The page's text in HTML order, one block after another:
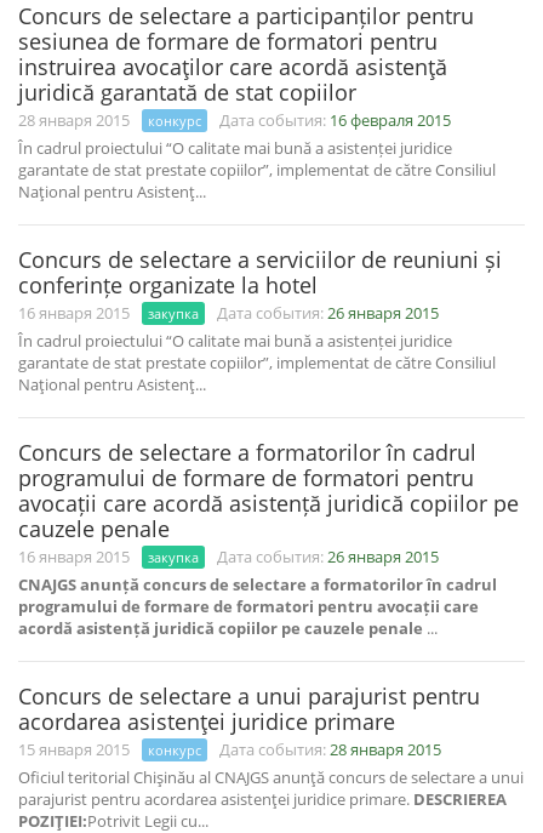
Concurs de selectare a participanților pentru
sesiunea de formare de formatori pentru
instruirea avocaţilor care acordă asistenţă
juridică garantată de stat copiilor
28 января 2015 конкурс Дата события: 16 февраля 2015
În cadrul proiectului “O calitate mai bună a asistenței juridice
garantate de stat prestate copiilor”, implementat de către Consiliul
Naţional pentru Asistenţ...
Concurs de selectare a serviciilor de reuniuni și
conferințe organizate la hotel
16 января 2015 закупка Дата события:26 января 2015
În cadrul proiectului “O calitate mai bună a asistenței juridice
garantate de stat prestate copiilor”, implementat de către Consiliul
Naţional pentru Asistenţ...
Concurs de selectare a formatorilor în cadrul
programului de formare de formatori pentru
avocații care acordă asistență juridică copiilor pe
cauzele penale
16 января 2015 закупка Дата события:26 января 2015
CNAJGS anunță concurs de selectare a formatorilor în cadrul
programului de formare de formatori pentru avocații care
acordă asistență juridică copiilor pe cauzele penale ...
Concurs de selectare a unui parajurist pentru
acordarea asistenţei juridice primare
15 января 2015 конкурс Дата события:28 января 2015
Oficiul teritorial Chişinău al CNAJGS anunţă concurs de selectare a unui
parajurist pentru acordarea asistenţei juridice primare. DESCRIEREA
POZIŢIEI:Potrivit Legii cu...